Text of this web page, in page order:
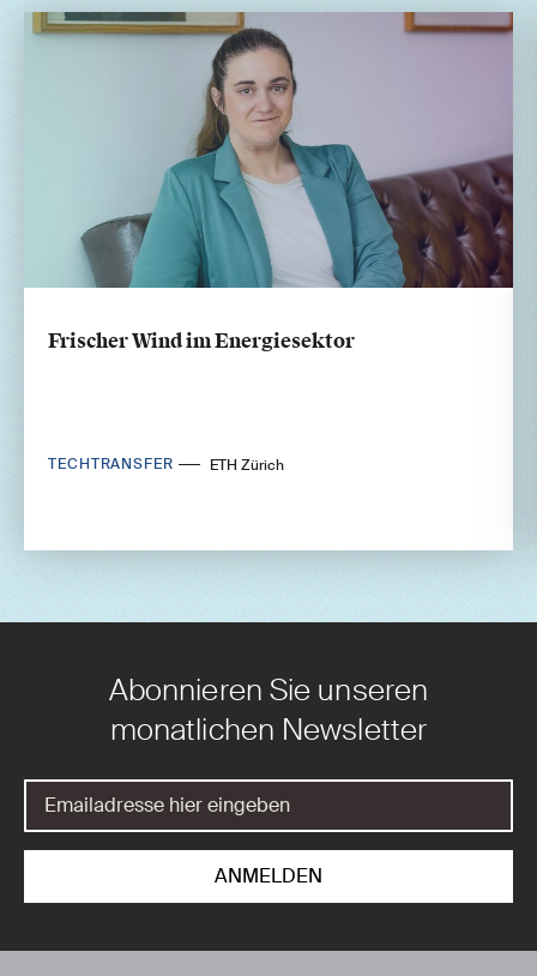
Frischer Wind im Energiesektor
TECHTRANSFER ETH Zürich
Abonnieren Sie unseren
monatlichen Newsletter